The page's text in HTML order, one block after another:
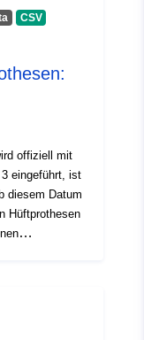
4db8-97f6-
88u/dataset/
ec7389a2acac
CSV
offiziell mit
eingeführt, ist
diesem Datum
Hüftprothesen